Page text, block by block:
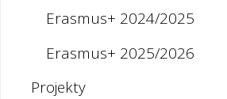
Erasmus+ 2024/2025
Erasmus+ 2025/2026
Projekty